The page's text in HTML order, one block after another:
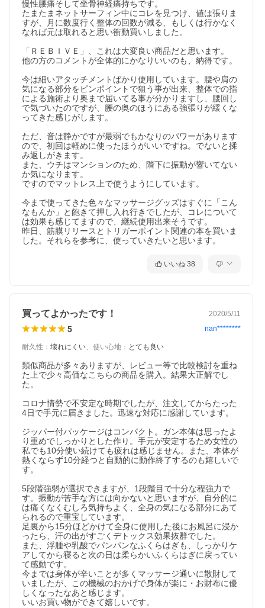
慢性腰痛そして坐骨神経痛持ちです。
たまたまネットサーフィン中にコレを見つけ、値は張りま
すが、月に数度行く整体の回数が減る、もしくは行かなく
なれば元は取れると思い衝動買いしました。
「ＲＥＢＩＶＥ」、これは大変良い商品だと思います。
他の方のコメントが全体的にかなりいいのも、納得です。
今は細いアタッチメントばかり使用しています。腰や肩の
気になる部分をピンポイントで狙う事が出来、整体での指
による施術より奥まで届いてる事が分かりますし、腰回し
で気づいたのですが、腰の奥のほうにある強張りが緩くな
ってきた感じがします。
ただ、音は静かですが最弱でもかなりのパワーがあります
ので、初回は軽めに使ったほうがいいですね。でないと揉
み返しがきます。
また、ウチはマンションのため、階下に振動が響いてない
か気になります。
ですのでマットレス上で使うようにしています。
今まで使ってきた色々なマッサージグッズはすぐに「こん
なもんか」と飽きて押し入れ行きでしたが、コレについて
は効果も感じてますので、継続使用出来そうです。
昨日、筋膜リリースとトリガーポイント関連の本を買いま
した。それらを参考に、使っていきたいと思います。
いいね 38
買ってよかったです！ 2020/5/11
5 nan********
耐久性 ： 壊れにくい、 使い心地 ： とても良い
類似商品が多々ありますが、レビュー等で比較検討を重ね
た上で少々高価なこちらの商品を購入。結果大正解でし
た。
コロナ情勢で不安定な時期でしたが、注文してからたった
4日で手元に届きました。迅速な対応に感謝しています。
ジッパー付パッケージはコンパクト。ガン本体は思ったよ
り重めでしっかりとした作り。手元が安定するため女性の
私でも10分使い続けても疲れは感じません。また、本体が
熱くならず10分経つと自動的に動作終了するのも嬉しいで
す。
5段階強弱が選択できますが、1段階目で十分な程強力で
す。振動が苦手な方には向かないと思いますが、自分的に
は痛くなくむしろ気持ちよく、全身の気になる部分にあて
られるので重宝しています。
足裏から15分ほどかけて全身に使用した後にお風呂に浸か
ったら、汗の出がすごくデトックス効果抜群でした。
また、浮腫や乳酸でパンパンなふくらはぎも、しっかりケ
アしてから寝ると次の日は柔らかいふくらはぎに戻ってい
て感動です。
今までは身体が辛いことが多くマッサージ通いに散財して
いましたが、この機械のおかげで身体が楽に・お財布に優
しくなったなあと感じます。
いいお買い物ができて嬉しいです。